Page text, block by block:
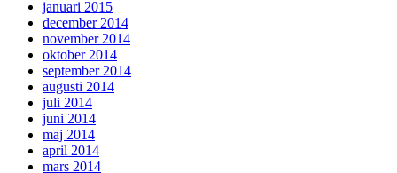
januari 2015
december 2014
november 2014
oktober 2014
september 2014
augusti 2014
juli 2014
juni 2014
maj 2014
april 2014
mars 2014